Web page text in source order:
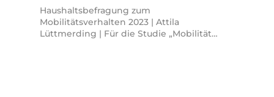
Haushaltsbefragung zum
Mobilitätsverhalten 2023 | Attila
Lüttmerding | Für die Studie „Mobilität…